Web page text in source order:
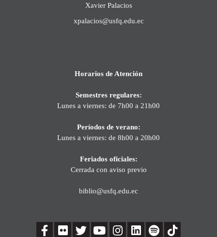
Xavier Palacios
xpalacios@usfq.edu.ec
Horarios de Atención
Semestres regulares:
Lunes a viernes: de 7h00 a 21h00
Períodos de verano:
Lunes a viernes: de 8h00 a 20h00
Feriados oficiales:
Cerrada con aviso previo
biblio@usfq.edu.ec